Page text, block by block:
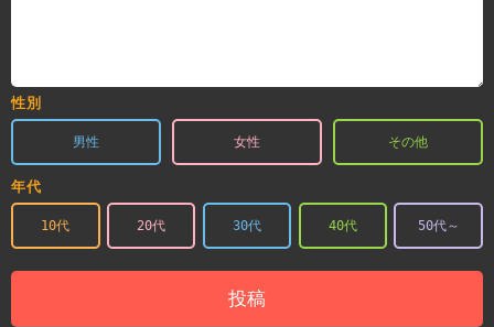
性別
男性 女性 その他
年代
10代 20代 30代 40代 50代～
投稿